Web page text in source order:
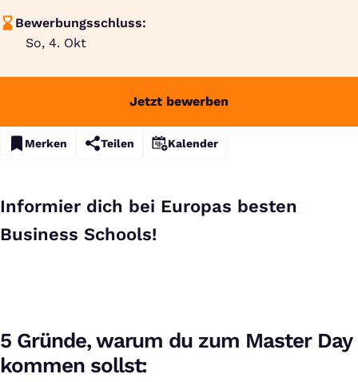
Bewerbungsschluss:
So, 4. Okt
Jetzt bewerben
Merken Teilen Kalender
Informier dich bei Europas besten
Business Schools!
5 Gründe, warum du zum Master Day
kommen sollst: